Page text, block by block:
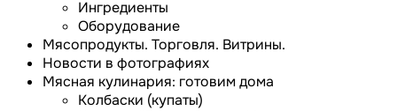
Ингредиенты
Оборудование
Мясопродукты. Торговля. Витрины.
Новости в фотографиях
Мясная кулинария: готовим дома
Колбаски (купаты)